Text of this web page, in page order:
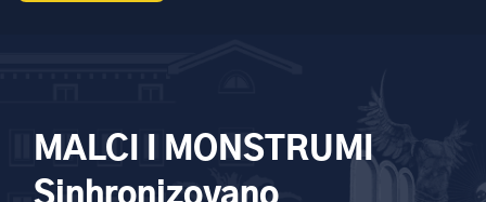
MALCI I MONSTRUMI